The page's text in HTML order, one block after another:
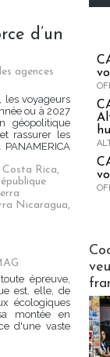
d’un
agences
les voyageurs
ou à 2027
géopolitique
rassurer les
Costa Rica,
Nicaragua,
épreuve,
est, elle, de
écologiques
montée en
d'une vaste